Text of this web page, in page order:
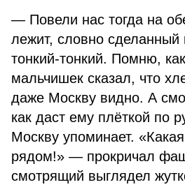
— Повели нас тогда на
лежит, словно сделанный
тонкий-тонкий. Помню,
мальчишек сказал, что
даже Москву видно. А
как даст ему плёткой по
Москву упоминает.
рядом!» — прокричал
смотрящий выглядел